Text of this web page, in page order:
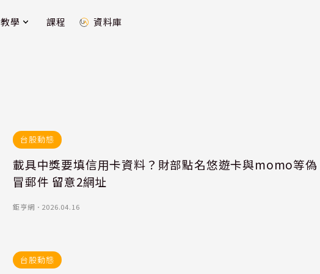
教學 課程 資料庫
台股動態
載具中獎要填信用卡資料？財部點名悠遊卡與momo等偽
冒郵件 留意2網址
鉅亨網 ． 2026.04.16
台股動態